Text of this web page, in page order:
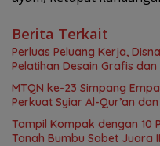
Berita Terkait
Perluas Peluang Kerja,
Pelatihan Desain Grafis
MTQN ke-23 Simpang
Perkuat Syiar Al-Qur’an
Tampil Kompak dengan 10
Tanah Bumbu Sabet Juara II